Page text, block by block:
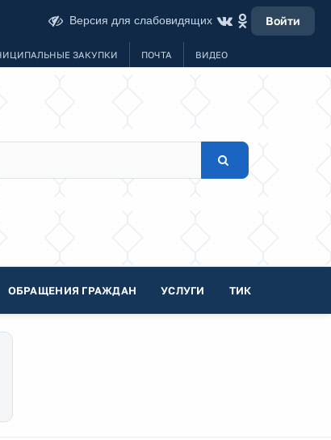
Версия для слабовидящих Войти
ЗАКУПКИ ПОЧТА ВИДЕО
ОБРАЩЕНИЯ ГРАЖДАН УСЛУГИ ТИК